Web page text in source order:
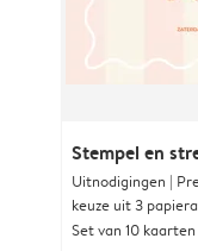
Stempel en
Uitnodigingen |
keuze uit 3
Set van 10 kaarten